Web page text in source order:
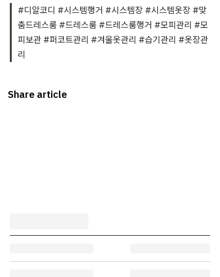
#디알코디 #시스템행거 #시스템장 #시스템옷장 #맞
춤드레스룸 #드레스룸 #드레스룸행거 #모피관리 #모
피보관 #퍼코트관리 #겨울옷관리 #습기관리 #옷장관
리
Share article